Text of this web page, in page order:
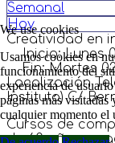
Semanal
Hoy
Creatividad en
Inicio:Lunes
Fin:Martes 02
Localización
Instituto) C/
Cursos de
de 60 años en
We use cookies
Usamos cookies en
funcionamiento del
experiencia de
páginas más
cualquier momento el